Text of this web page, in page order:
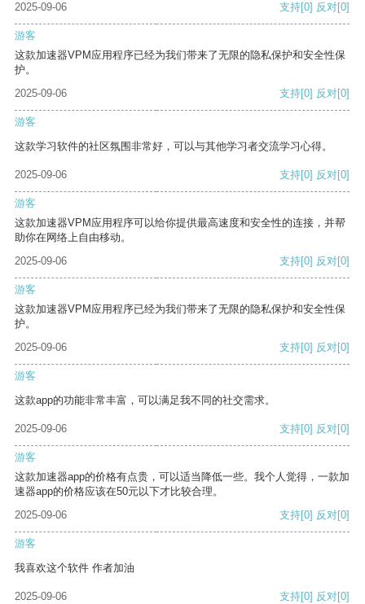
2025-09-06
支持[0] 反对[0]
游客
这款加速器VPM应用程序已经为我们带来了无限的隐私保护和安全性保
护。
2025-09-06
支持[0] 反对[0]
游客
这款学习软件的社区氛围非常好，可以与其他学习者交流学习心得。
2025-09-06 支持[0] 反对[0]
游客
这款加速器VPM应用程序可以给你提供最高速度和安全性的连接，并帮
助你在网络上自由移动。
2025-09-06
支持[0] 反对[0]
游客
这款加速器VPM应用程序已经为我们带来了无限的隐私保护和安全性保
护。
2025-09-06
支持[0] 反对[0]
游客
这款app的功能非常丰富，可以满足我不同的社交需求。
2025-09-06 支持[0] 反对[0]
游客
这款加速器app的价格有点贵，可以适当降低一些。我个人觉得，一款加
速器app的价格应该在50元以下才比较合理。
2025-09-06
支持[0] 反对[0]
游客
我喜欢这个软件 作者加油
2025-09-06 支持[0] 反对[0]